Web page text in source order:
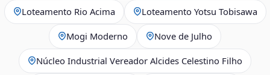
Loteamento Rio Acima Loteamento Yotsu Tobisawa
Mogi Moderno Nove de Julho
Núcleo Industrial Vereador Alcides Celestino Filho